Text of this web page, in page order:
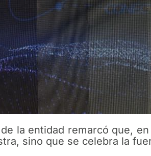
la entidad remarcó que,
sino que se celebra la